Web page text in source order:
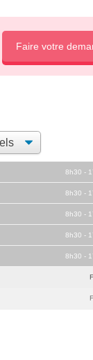
Faire votre
8h30 -
8h30 -
8h30 -
8h30 -
8h30 -